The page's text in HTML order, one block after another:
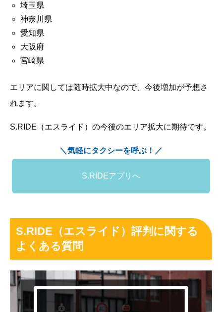
埼玉県
神奈川県
愛知県
大阪府
宮崎県
エリアに関しては随時拡大中なので、今後増加が予想さ
れます。
S.RIDE（エスライド）の今後のエリア拡大に期待です。
＼気軽にタクシーを呼ぶ！／
S.RIDEアプリへ
S.RIDE（エスライド）評判に関する
よくある質問